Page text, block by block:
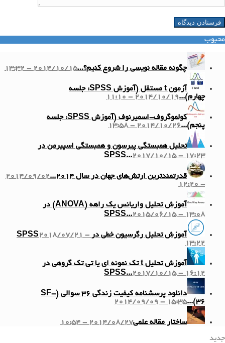
محبوب
چگونه مقاله نویسی را شروع کنیم؟...2014/10/15 - 13:32
آزمون t مستقل (آموزش SPSS: جلسه
چهارم)...2014/10/19 - 11:10
کولموگروف-اسمیرنوف (آموزش SPSS: جلسه
پنجم)...2014/10/26 - 13:58
تحلیل همبستگی پیرسون و همبستگی اسپیرمن در
SPSS...2017/10/15 - 17:23
قدرتمندترین ارتش‌های جهان در سال ۲۰۱۴...
2014/09/02
- 12:20
آموزش تحلیل واریانس یک راهه (ANOVA) در
SPSS...2015/06/15 - 13:08
آموزش تحلیل رگرسیون خطی در SPSS 2018/07/21 -
13:22
آموزش تحلیل t تک نمونه ای یا تی تک گروهی در
SPSS...2017/10/15 - 16:12
دانلود پرسشنامه کیفیت زندگی ۳۶ سوالی (SF-
36)...
2014/09/09 - 15:35
ساختار مقاله علمی2014/08/27 - 10:54
جدید